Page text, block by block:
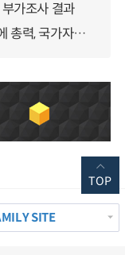
가조사 결과
잠재성장률 반등을 위해 경제구조혁신에 총력, 국가자산 관리체계 대전환
SITE
TOP